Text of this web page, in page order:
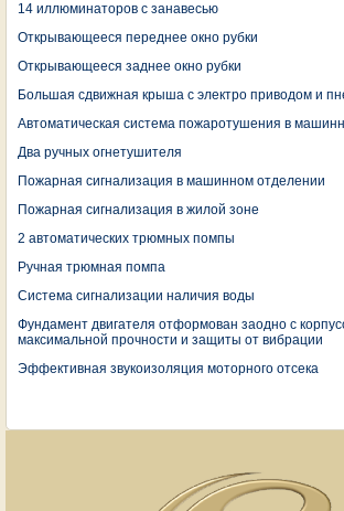
14 иллюминаторов с занавесью
Открывающееся переднее окно рубки
Открывающееся заднее окно рубки
Большая сдвижная крыша с электро приводом и
Автоматическая система пожаротушения в
Два ручных огнетушителя
Пожарная сигнализация в машинном отделении
Пожарная сигнализация в жилой зоне
2 автоматических трюмных помпы
Ручная трюмная помпа
Система сигнализации наличия воды
Фундамент двигателя отформован заодно с
максимальной прочности и защиты от вибрации
Эффективная звукоизоляция моторного отсека